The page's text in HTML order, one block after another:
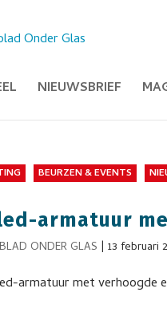
NIEUWSBRIEF
BEURZEN & EVENTS
armatuur
ONDER GLAS |13 februari